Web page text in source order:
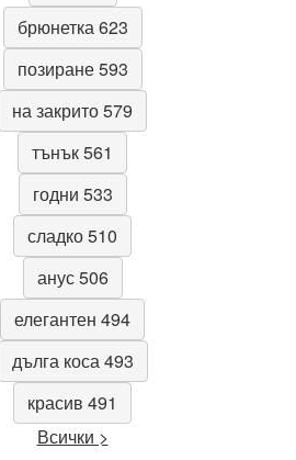
брюнетка 623
позиране 593
на закрито 579
тънък 561
годни 533
сладко 510
анус 506
елегантен 494
дълга коса 493
красив 491
Всички >